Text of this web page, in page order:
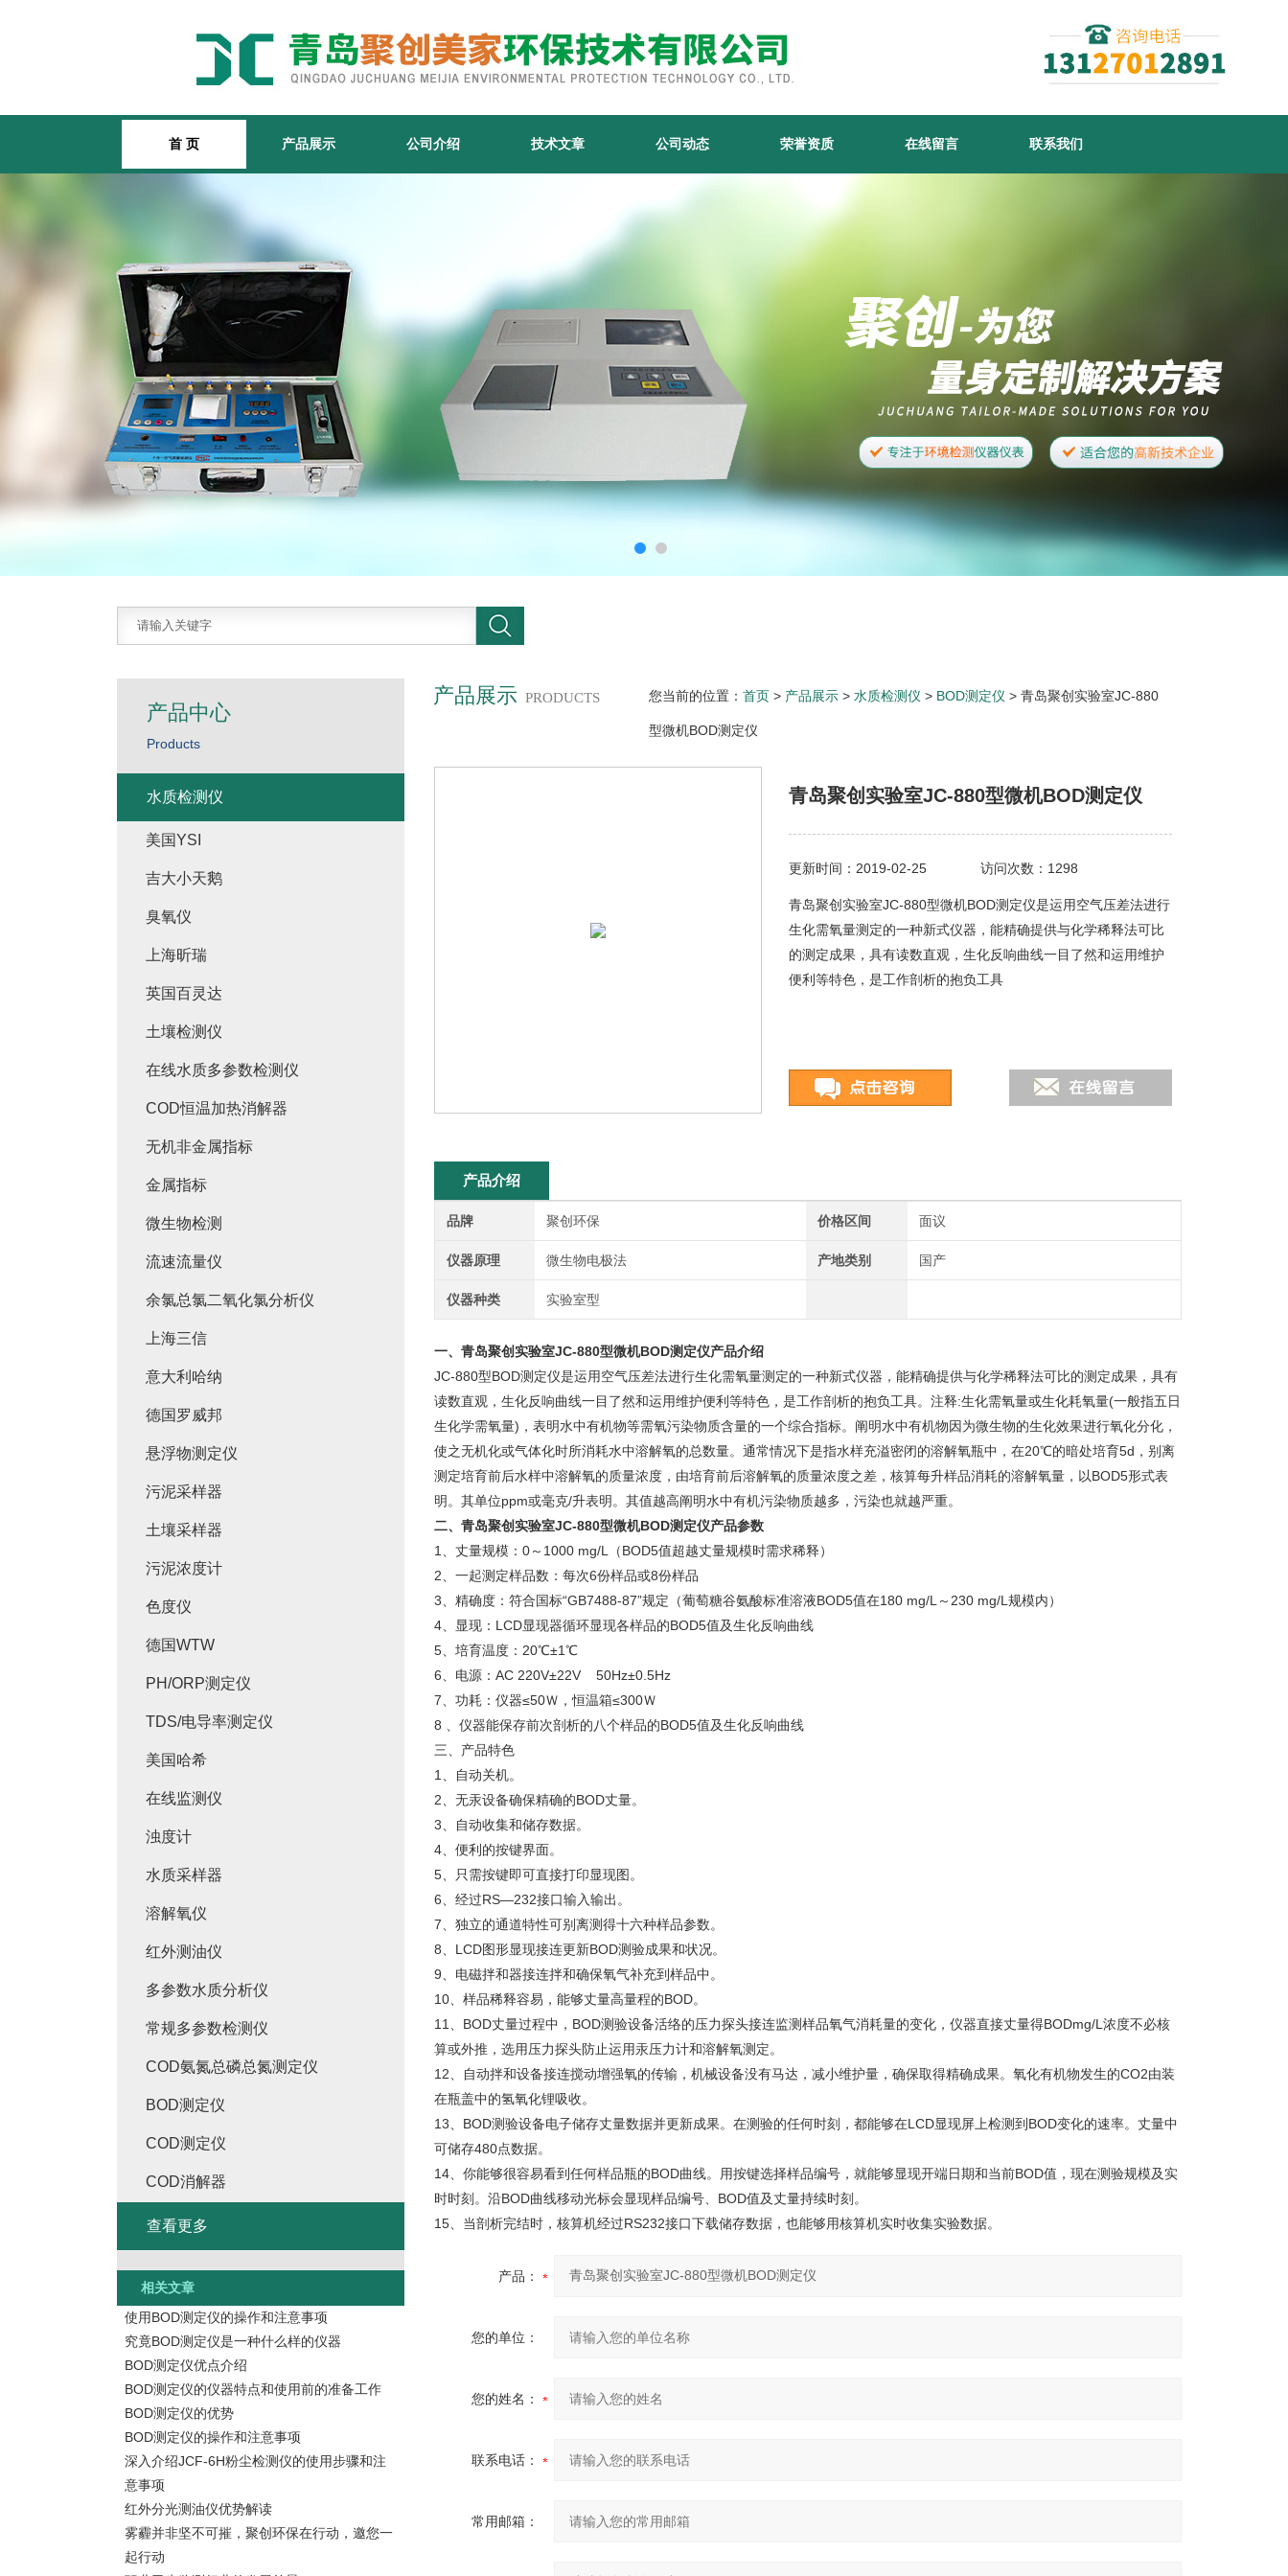
首 页 产品展示 公司介绍 技术文章 公司动态 荣誉资质 在线留言 联系我们
产品展示 PRODUCTS 您当前的位置： 首页 > 产品展示 > 水质检测仪 > BOD测定仪 > 青岛聚创实验室JC-880
型微机BOD测定仪
青岛聚创实验室JC-880型微机BOD测定仪
更新时间：2019-02-25 访问次数：1298
青岛聚创实验室JC-880型微机BOD测定仪是运用空气压差法进行
生化需氧量测定的一种新式仪器，能精确提供与化学稀释法可比
的测定成果，具有读数直观，生化反响曲线一目了然和运用维护
便利等特色，是工作剖析的抱负工具
产品介绍
品牌 聚创环保 价格区间 面议
仪器原理 微生物电极法 产地类别 国产
仪器种类 实验室型
一、 青岛聚创实验室JC-880型微机BOD测定仪产品介绍
JC-880型BOD测定仪是运用空气压差法进行生化需氧量测定的一种新式仪器，能精确提供与化学稀释法可比的测定成果，具有
读数直观，生化反响曲线一目了然和运用维护便利等特色，是工作剖析的抱负工具。注释:生化需氧量或生化耗氧量(一般指五日
生化学需氧量)，表明水中有机物等需氧污染物质含量的一个综合指标。阐明水中有机物因为微生物的生化效果进行氧化分化，
使之无机化或气体化时所消耗水中溶解氧的总数量。通常情况下是指水样充溢密闭的溶解氧瓶中，在20℃的暗处培育5d，别离
测定培育前后水样中溶解氧的质量浓度，由培育前后溶解氧的质量浓度之差，核算每升样品消耗的溶解氧量，以BOD5形式表
明。其单位ppm或毫克/升表明。其值越高阐明水中有机污染物质越多，污染也就越严重。
二、 青岛聚创实验室JC-880型微机BOD测定仪产品参数
1、丈量规模：0～1000 mg/L（BOD5值超越丈量规模时需求稀释）
2、一起测定样品数：每次6份样品或8份样品
3、精确度：符合国标“GB7488-87”规定（葡萄糖谷氨酸标准溶液BOD5值在180 mg/L～230 mg/L规模内）
4、显现：LCD显现器循环显现各样品的BOD5值及生化反响曲线
5、培育温度：20℃±1℃
6、电源：AC 220V±22V 50Hz±0.5Hz
7、功耗：仪器≤50Ｗ，恒温箱≤300Ｗ
8 、仪器能保存前次剖析的八个样品的BOD5值及生化反响曲线
三、产品特色
1、自动关机。
2、无汞设备确保精确的BOD丈量。
3、自动收集和储存数据。
4、便利的按键界面。
5、只需按键即可直接打印显现图。
6、经过RS—232接口输入输出。
7、独立的通道特性可别离测得十六种样品参数。
8、LCD图形显现接连更新BOD测验成果和状况。
9、电磁拌和器接连拌和确保氧气补充到样品中。
10、样品稀释容易，能够丈量高量程的BOD。
11、BOD丈量过程中，BOD测验设备活络的压力探头接连监测样品氧气消耗量的变化，仪器直接丈量得BODmg/L浓度不必核
算或外推，选用压力探头防止运用汞压力计和溶解氧测定。
12、自动拌和设备接连搅动增强氧的传输，机械设备没有马达，减小维护量，确保取得精确成果。氧化有机物发生的CO2由装
在瓶盖中的氢氧化锂吸收。
13、BOD测验设备电子储存丈量数据并更新成果。在测验的任何时刻，都能够在LCD显现屏上检测到BOD变化的速率。丈量中
可储存480点数据。
14、你能够很容易看到任何样品瓶的BOD曲线。用按键选择样品编号，就能够显现开端日期和当前BOD值，现在测验规模及实
时时刻。沿BOD曲线移动光标会显现样品编号、BOD值及丈量持续时刻。
15、当剖析完结时，核算机经过RS232接口下载储存数据，也能够用核算机实时收集实验数据。
产品：
您的单位：
您的姓名：
联系电话：
常用邮箱：
产品中心
Products
水质检测仪
美国YSI
吉大小天鹅
臭氧仪
上海昕瑞
英国百灵达
土壤检测仪
在线水质多参数检测仪
COD恒温加热消解器
无机非金属指标
金属指标
微生物检测
流速流量仪
余氯总氯二氧化氯分析仪
上海三信
意大利哈纳
德国罗威邦
悬浮物测定仪
污泥采样器
土壤采样器
污泥浓度计
色度仪
德国WTW
PH/ORP测定仪
TDS/电导率测定仪
美国哈希
在线监测仪
浊度计
水质采样器
溶解氧仪
红外测油仪
多参数水质分析仪
常规多参数检测仪
COD氨氮总磷总氮测定仪
BOD测定仪
COD测定仪
COD消解器
查看更多
相关文章
使用BOD测定仪的操作和注意事项
究竟BOD测定仪是一种什么样的仪器
BOD测定仪优点介绍
BOD测定仪的仪器特点和使用前的准备工作
BOD测定仪的优势
BOD测定仪的操作和注意事项
深入介绍JCF-6H粉尘检测仪的使用步骤和注
意事项
红外分光测油仪优势解读
雾霾并非坚不可摧，聚创环保在行动，邀您一
起行动